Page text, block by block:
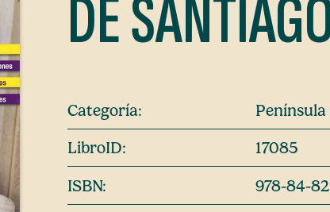
DE
Categoría:
LibroID:
17085
ISBN:
978-84-